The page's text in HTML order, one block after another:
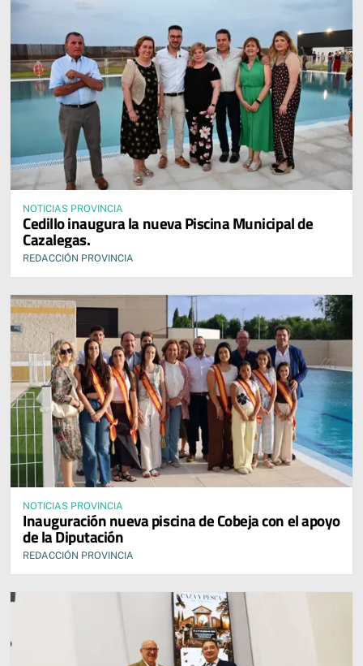
NOTICIAS PROVINCIA
Cedillo inaugura la nueva Piscina Municipal de
Cazalegas.
REDACCIÓN PROVINCIA
NOTICIAS PROVINCIA
Inauguración nueva piscina de Cobeja con el apoyo
de la Diputación
REDACCIÓN PROVINCIA